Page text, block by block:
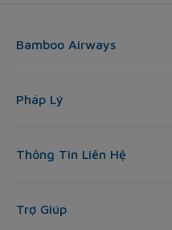
Bamboo Airways
Pháp Lý
Thông Tin Liên Hệ
Trợ Giúp